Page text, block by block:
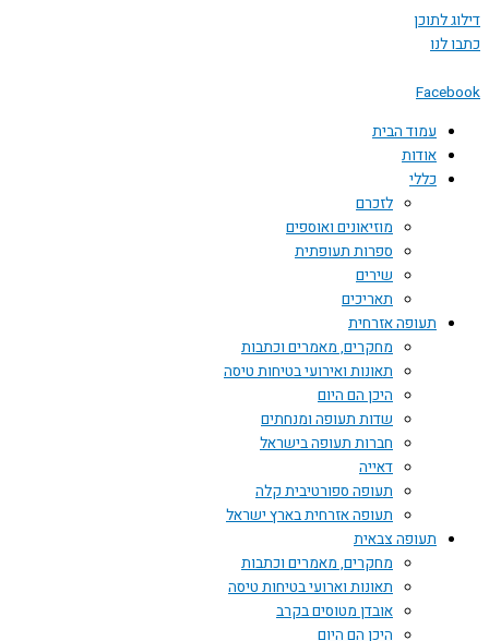
דילוג לתוכן
כתבו לנו
Facebook
עמוד הבית
אודות
כללי
לזכרם
מוזיאונים ואוספים
ספרות תעופתית
שירים
תאריכים
תעופה אזרחית
מחקרים, מאמרים וכתבות
תאונות ואירועי בטיחות טיסה
היכן הם היום
שדות תעופה ומנחתים
חברות תעופה בישראל
דאייה
תעופה ספורטיבית קלה
תעופה אזרחית בארץ ישראל
תעופה צבאית
מחקרים, מאמרים וכתבות
תאונות וארועי בטיחות טיסה
אובדן מטוסים בקרב
היכן הם היום